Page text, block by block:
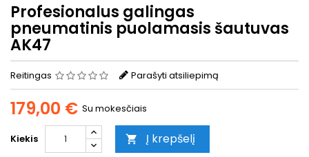
Profesionalus galingas
pneumatinis puolamasis šautuvas
AK47
Reitingas Parašyti atsiliepimą
179,00 € Su mokesčiais
Kiekis  Į krepšelį